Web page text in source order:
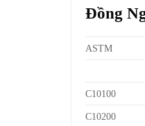
Đồng
ASTM
C10100
C10200